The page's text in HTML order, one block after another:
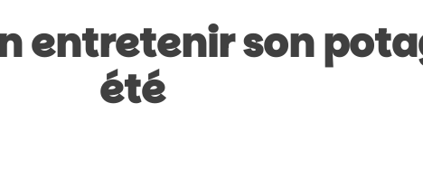
entretenir son
été